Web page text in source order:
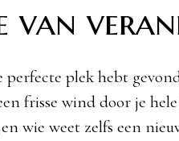
van
perfecte plek hebt
frisse wind door je
wie weet zelfs een